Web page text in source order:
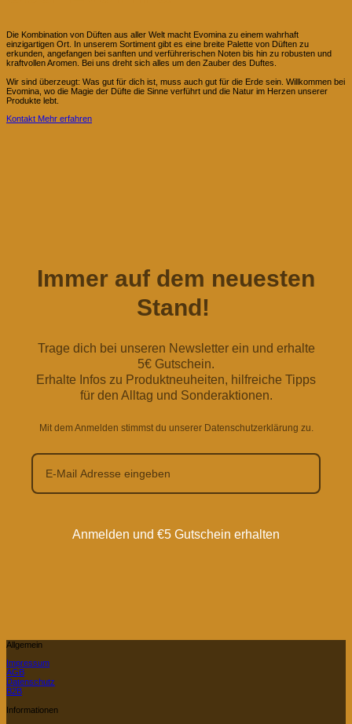
Die Kombination von Düften aus aller Welt macht Evomina zu einem wahrhaft
einzigartigen Ort. In unserem Sortiment gibt es eine breite Palette von Düften zu
erkunden, angefangen bei sanften und verführerischen Noten bis hin zu robusten und
kraftvollen Aromen. Bei uns dreht sich alles um den Zauber des Duftes.
Wir sind überzeugt: Was gut für dich ist, muss auch gut für die Erde sein. Willkommen bei
Evomina, wo die Magie der Düfte die Sinne verführt und die Natur im Herzen unserer
Produkte lebt.
Kontakt Mehr erfahren
Immer auf dem neuesten
Stand!
Trage dich bei unseren Newsletter ein und erhalte
5€ Gutschein.
Erhalte Infos zu Produktneuheiten, hilfreiche Tipps
für den Alltag und Sonderaktionen.
Mit dem Anmelden stimmst du unserer Datenschutzerklärung zu.
Anmelden und €5 Gutschein erhalten
Allgemein
Impressum
AGB
Datenschutz
B2B
Informationen